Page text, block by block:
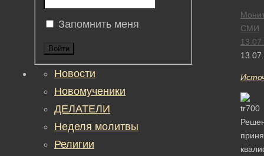
СМИ
Запомнить меня
Войти
Новости
Новомученики
ДЕЛАТЕЛИ
Неделя молитвы
Религии